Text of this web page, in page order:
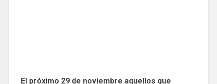
El próximo 29 de noviembre aquellos que